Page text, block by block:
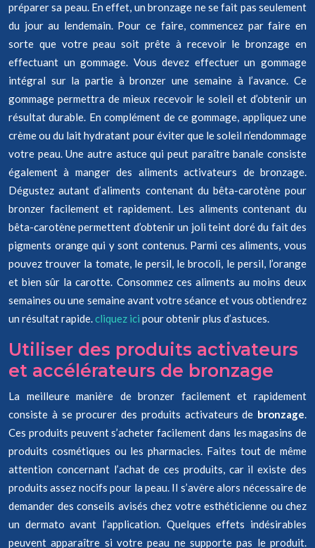
préparer sa peau. En effet, un bronzage ne se fait pas seulement
du jour au lendemain. Pour ce faire, commencez par faire en
sorte que votre peau soit prête à recevoir le bronzage en
effectuant un gommage. Vous devez effectuer un gommage
intégral sur la partie à bronzer une semaine à l’avance. Ce
gommage permettra de mieux recevoir le soleil et d’obtenir un
résultat durable. En complément de ce gommage, appliquez une
crème ou du lait hydratant pour éviter que le soleil n’endommage
votre peau. Une autre astuce qui peut paraître banale consiste
également à manger des aliments activateurs de bronzage.
Dégustez autant d’aliments contenant du bêta-carotène pour
bronzer facilement et rapidement. Les aliments contenant du
bêta-carotène permettent d’obtenir un joli teint doré du fait des
pigments orange qui y sont contenus. Parmi ces aliments, vous
pouvez trouver la tomate, le persil, le brocoli, le persil, l’orange
et bien sûr la carotte. Consommez ces aliments au moins deux
semaines ou une semaine avant votre séance et vous obtiendrez
un résultat rapide.cliquez ici pour obtenir plus d’astuces.
Utiliser des produits activateurs
et accélérateurs de bronzage
La meilleure manière de bronzer facilement et rapidement
consiste à se procurer des produits activateurs de bronzage.
Ces produits peuvent s’acheter facilement dans les magasins de
produits cosmétiques ou les pharmacies. Faites tout de même
attention concernant l’achat de ces produits, car il existe des
produits assez nocifs pour la peau. Il s’avère alors nécessaire de
demander des conseils avisés chez votre esthéticienne ou chez
un dermato avant l’application. Quelques effets indésirables
peuvent apparaître si votre peau ne supporte pas le produit.